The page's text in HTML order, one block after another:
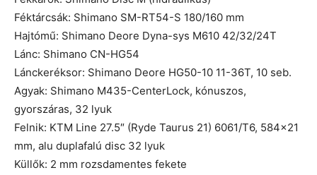
Féktárcsák: Shimano SM-RT54-S 180/160 mm
Hajtómű: Shimano Deore Dyna-sys M610 42/32/24T
Lánc: Shimano CN-HG54
Lánckeréksor: Shimano Deore HG50-10 11-36T, 10 seb.
Agyak: Shimano M435-CenterLock, kónuszos,
gyorszáras, 32 lyuk
Felnik: KTM Line 27.5″ (Ryde Taurus 21) 6061/T6, 584×21
mm, alu duplafalú disc 32 lyuk
Küllők: 2 mm rozsdamentes fekete